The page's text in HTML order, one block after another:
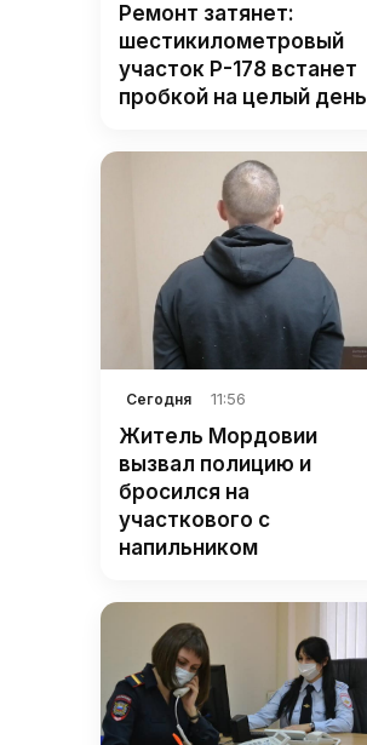
Ремонт затянет:
шестикилометровый
участок Р-178 встанет
пробкой на целый день
Сегодня 11:56
Житель Мордовии
вызвал полицию и
бросился на
участкового с
напильником